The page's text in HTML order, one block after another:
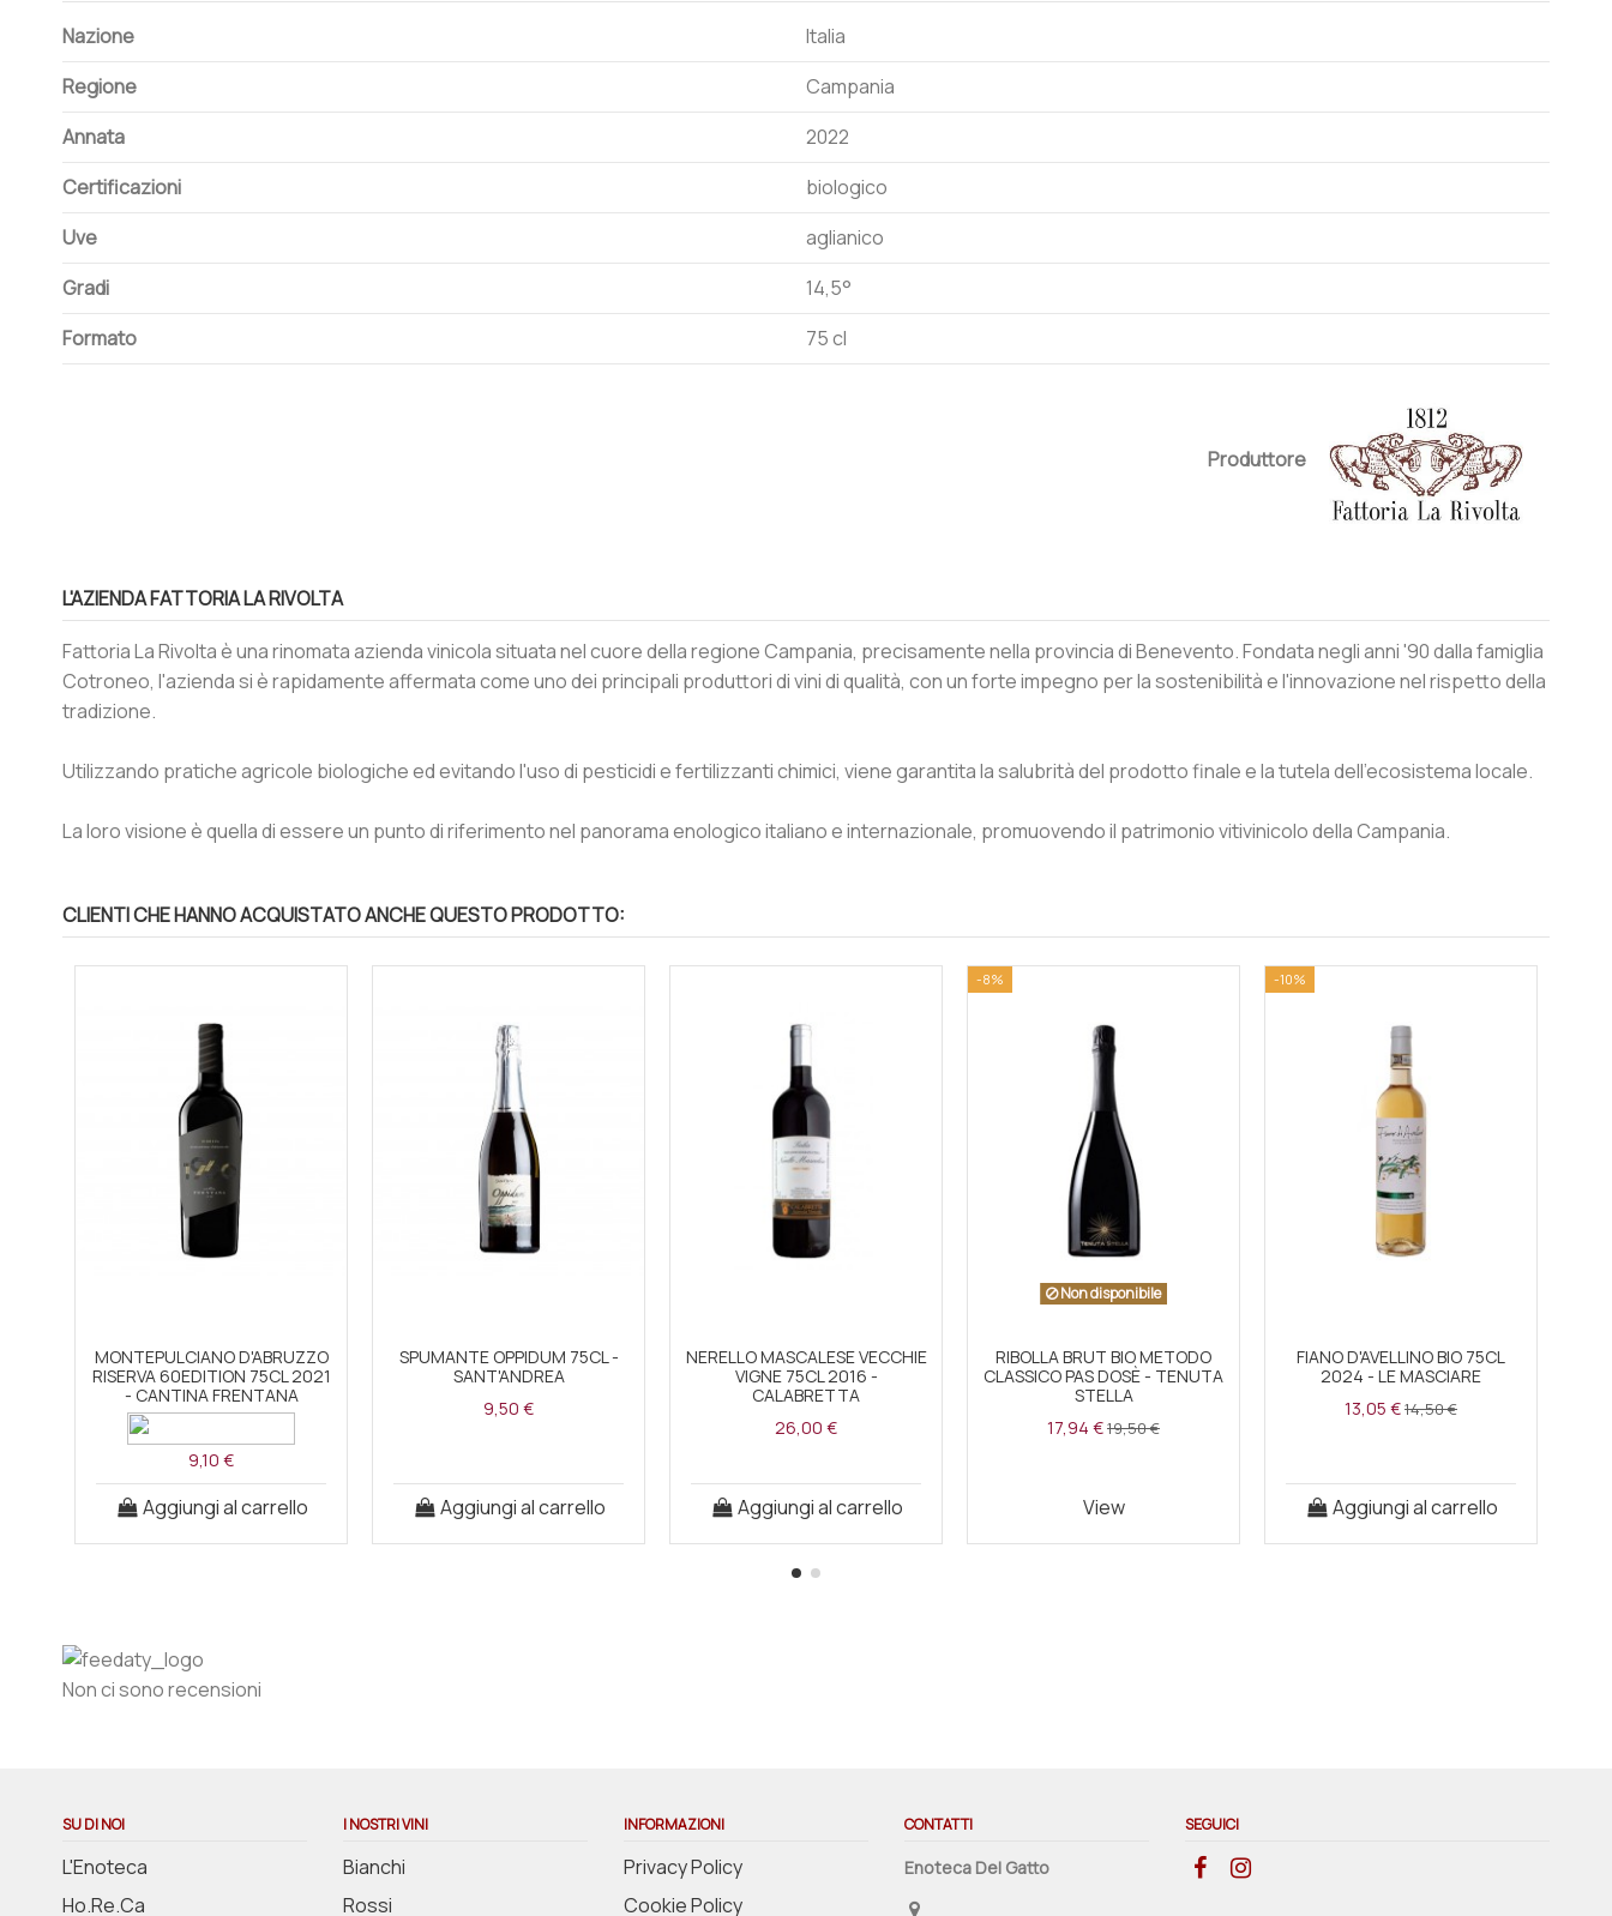
Nazione
Italia
Regione
Campania
Annata
2022
Certificazioni
biologico
Uve
aglianico
Gradi
14,5°
Formato
75 cl
Produttore
L'AZIENDA FATTORIA LA RIVOLTA
Fattoria La Rivolta è una rinomata azienda vinicola situata nel cuore della regione Campania, precisamente nella provincia di Benevento. Fondata negli anni '90 dalla famiglia
Cotroneo, l'azienda si è rapidamente affermata come uno dei principali produttori di vini di qualità, con un forte impegno per la sostenibilità e l'innovazione nel rispetto della
tradizione.
Utilizzando pratiche agricole biologiche ed evitando l'uso di pesticidi e fertilizzanti chimici, viene garantita la salubrità del prodotto finale e la tutela dell'ecosistema locale.
La loro visione è quella di essere un punto di riferimento nel panorama enologico italiano e internazionale, promuovendo il patrimonio vitivinicolo della Campania.
CLIENTI CHE HANNO ACQUISTATO ANCHE QUESTO PRODOTTO:
MONTEPULCIANO D'ABRUZZO
RISERVA 60EDITION 75CL 2021
- CANTINA FRENTANA
9,10 €
Aggiungi al carrello
SPUMANTE OPPIDUM 75CL -
SANT'ANDREA
9,50 €
Aggiungi al carrello
NERELLO MASCALESE VECCHIE
VIGNE 75CL 2016 -
CALABRETTA
26,00 €
Aggiungi al carrello
-8%
Non disponibile
RIBOLLA BRUT BIO METODO
CLASSICO PAS DOSÈ - TENUTA
STELLA
17,94 €19,50 €
View
-10%
FIANO D'AVELLINO BIO 75CL
2024 - LE MASCIARE
13,05 €14,50 €
Aggiungi al carrello
Non ci sono recensioni
SU DI NOI
L'Enoteca
Ho.Re.Ca
I NOSTRI VINI
Bianchi
Rossi
INFORMAZIONI
Privacy Policy
Cookie Policy
CONTATTI
Enoteca Del Gatto
SEGUICI